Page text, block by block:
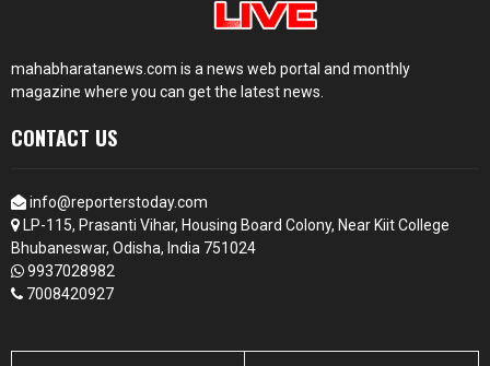
mahabharatanews.com is a news web portal and monthly
magazine where you can get the latest news.
CONTACT US
info@reporterstoday.com
LP-115, Prasanti Vihar, Housing Board Colony, Near Kiit College
Bhubaneswar, Odisha, India 751024
9937028982
7008420927